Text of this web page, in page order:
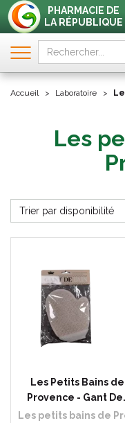
PHARMACIE DE
LA RÉPUBLIQUE
Accueil Laboratoire
Les
Trier par disponibilité
Les Petits Bains de
Provence - Gant